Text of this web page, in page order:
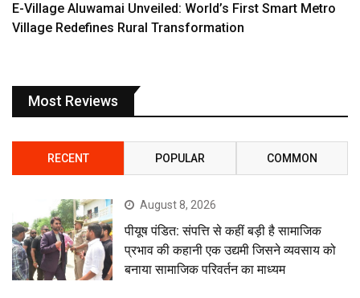
E-Village Aluwamai Unveiled: World’s First Smart Metro
Village Redefines Rural Transformation
Most Reviews
RECENT POPULAR COMMON
August 8, 2026
पीयूष पंडित: संपत्ति से कहीं बड़ी है सामाजिक
प्रभाव की कहानी एक उद्यमी जिसने व्यवसाय को
बनाया सामाजिक परिवर्तन का माध्यम